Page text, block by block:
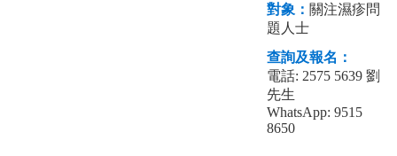
對象： 關注濕疹問
題人士
查詢及報名：
電話: 2575 5639 劉
先生
WhatsApp: 9515
8650